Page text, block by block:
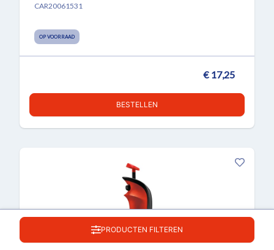
PRODUCTEN FILTEREN
CAR20061531
OP VOORRAAD
€ 17,25
BESTELLEN